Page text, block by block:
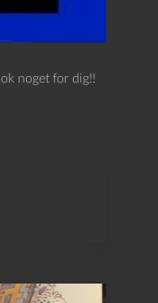
noget for dig!!